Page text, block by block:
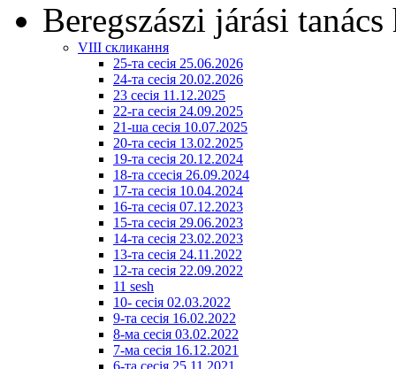
Beregszászi járási
VIII скликання
25-та сесія 25.06.2026
24-та сесія 20.02.2026
23 сесія 11.12.2025
22-га сесія 24.09.2025
21-ша сесія 10.07.2025
20-та сесія 13.02.2025
19-та сесія 20.12.2024
18-та ссесія 26.09.2024
17-та сесія 10.04.2024
16-та сесія 07.12.2023
15-та сесія 29.06.2023
14-та сесія 23.02.2023
13-та сесія 24.11.2022
12-та сесія 22.09.2022
11 sesh
10- сесія 02.03.2022
9-та сесія 16.02.2022
8-ма сесія 03.02.2022
7-ма сесія 16.12.2021
6-та сесія 25.11.2021